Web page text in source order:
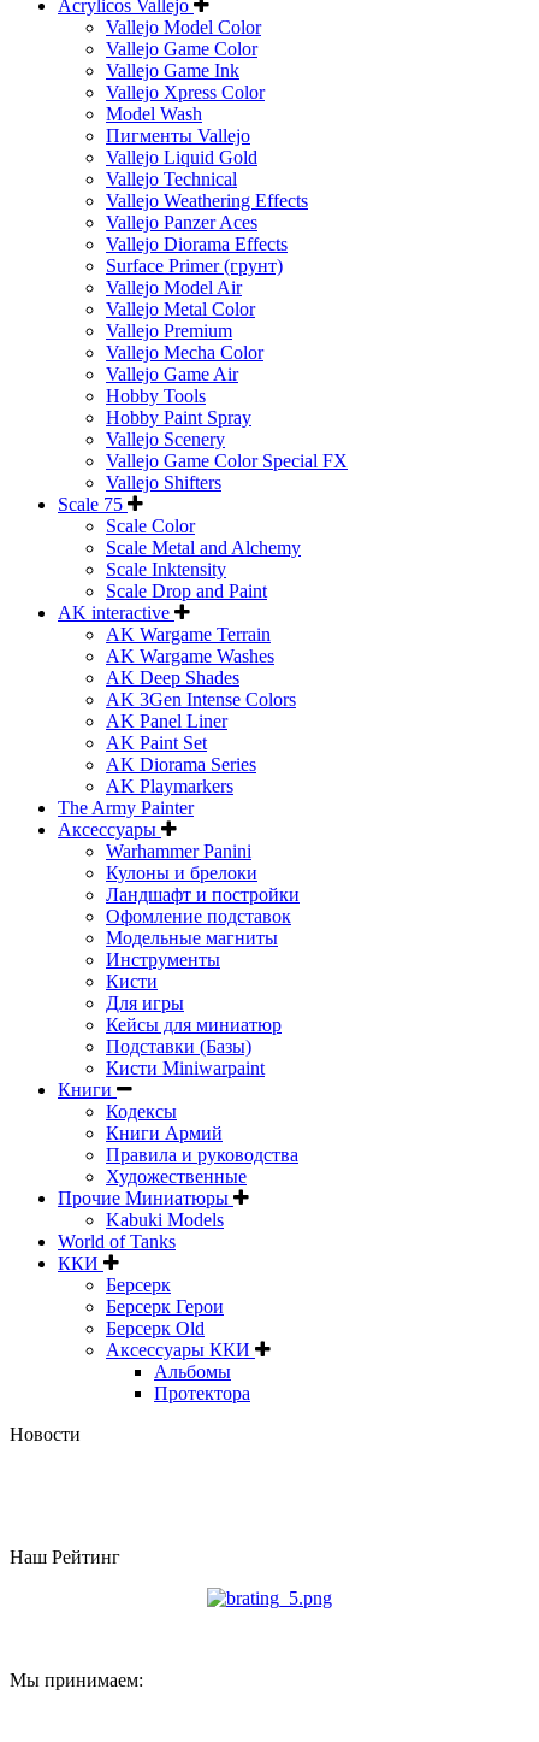
Acrylicos Vallejo
Vallejo Model Color
Vallejo Game Color
Vallejo Game Ink
Vallejo Xpress Color
Model Wash
Пигменты Vallejo
Vallejo Liquid Gold
Vallejo Technical
Vallejo Weathering Effects
Vallejo Panzer Aces
Vallejo Diorama Effects
Surface Primer (грунт)
Vallejo Model Air
Vallejo Metal Color
Vallejo Premium
Vallejo Mecha Color
Vallejo Game Air
Hobby Tools
Hobby Paint Spray
Vallejo Scenery
Vallejo Game Color Special FX
Vallejo Shifters
Scale 75
Scale Color
Scale Metal and Alchemy
Scale Inktensity
Scale Drop and Paint
AK interactive
AK Wargame Terrain
AK Wargame Washes
AK Deep Shades
AK 3Gen Intense Colors
AK Panel Liner
AK Paint Set
AK Diorama Series
AK Playmarkers
The Army Painter
Аксессуары
Warhammer Panini
Кулоны и брелоки
Ландшафт и постройки
Офомление подставок
Модельные магниты
Инструменты
Кисти
Для игры
Кейсы для миниатюр
Подставки (Базы)
Кисти Miniwarpaint
Книги
Кодексы
Книги Армий
Правила и руководства
Художественные
Прочие Миниатюры
Kabuki Models
World of Tanks
ККИ
Берсерк
Берсерк Герои
Берсерк Old
Аксессуары ККИ
Альбомы
Протектора
Новости
Наш Рейтинг
Мы принимаем: